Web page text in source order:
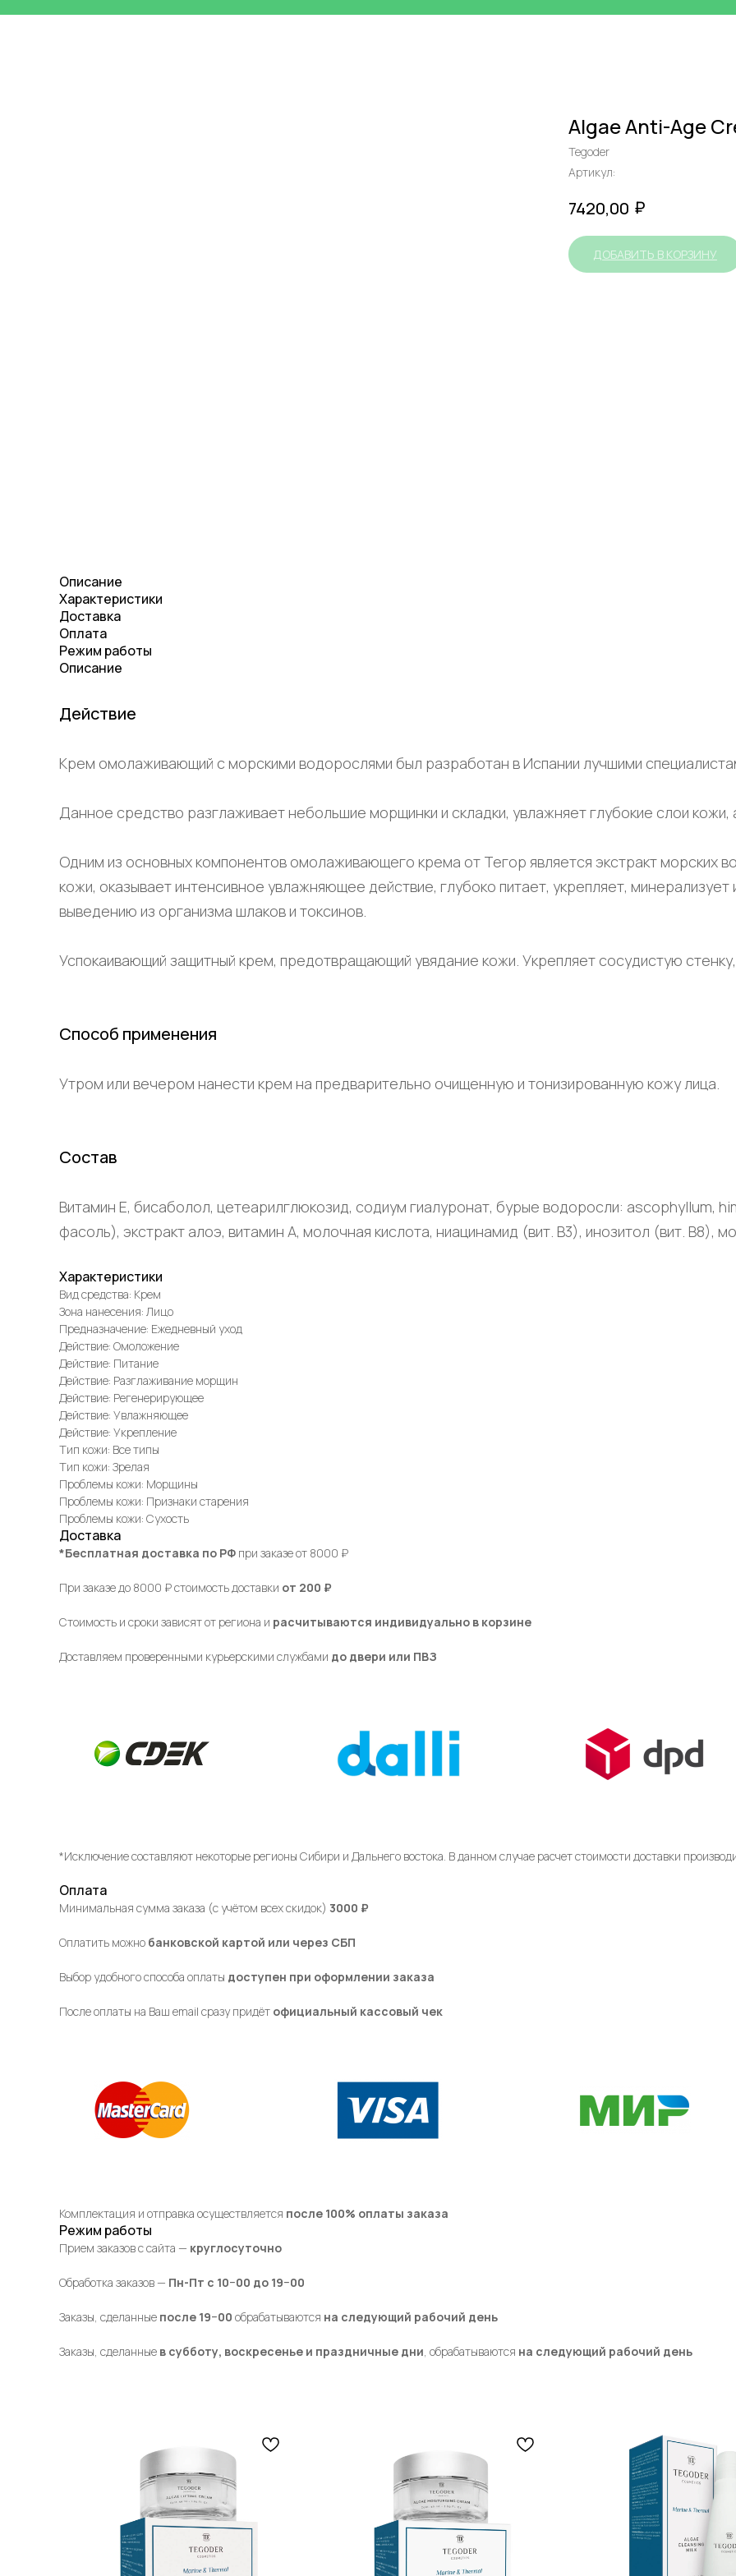
Algae Anti-Age
Tegoder
Артикул:
7420,00 ₽
ДОБАВИТЬ В КОРЗИНУ
Описание
Характеристики
Доставка
Оплата
Режим работы
Описание
Действие
Крем омолаживающий с морскими водорослями был разработан в Испании лучшими
Данное средство разглаживает небольшие морщинки и складки, увлажняет глубокие слои кожи,
Одним из основных компонентов омолаживающего крема от Тегор является экстракт морских
кожи, оказывает интенсивное увлажняющее действие, глубоко питает, укрепляет,
выведению из организма шлаков и токсинов.
Успокаивающий защитный крем, предотвращающий увядание кожи. Укрепляет сосудистую
Способ применения
Утром или вечером нанести крем на предварительно очищенную и тонизированную кожу лица.
Состав
Витамин Е, бисаболол, цетеарилглюкозид, содиум гиалуронат, бурые водоросли: аscophyllum,
фасоль), экстракт алоэ, витамин А, молочная кислота, ниацинамид (вит. В3), инозитол (вит. В8),
Характеристики
Вид средства: Крем
Зона нанесения: Лицо
Предназначение: Ежедневный уход
Действие: Омоложение
Действие: Питание
Действие: Разглаживание морщин
Действие: Регенерирующее
Действие: Увлажняющее
Действие: Укрепление
Тип кожи: Все типы
Тип кожи: Зрелая
Проблемы кожи: Морщины
Проблемы кожи: Признаки старения
Проблемы кожи: Сухость
Доставка
*Бесплатная доставка по РФ при заказе от 8000 ₽
При заказе до 8000 ₽ стоимость доставки от 200 ₽
Стоимость и сроки зависят от региона и расчитываются индивидуально в корзине
Доставляем проверенными курьерскими службами до двери или ПВЗ
*Исключение составляют некоторые регионы Сибири и Дальнего востока. В данном случае расчет стоимости доставки
Оплата
Минимальная сумма заказа (с учётом всех скидок) 3000 ₽
Оплатить можно банковской картой или через СБП
Выбор удобного способа оплаты доступен при оформлении заказа
После оплаты на Ваш email сразу придёт официальный кассовый чек
Комплектация и отправка осуществляется после 100% оплаты заказа
Режим работы
Прием заказов с сайта — круглосуточно
Обработка заказов — Пн-Пт с 10−00 до 19−00
Заказы, сделанные после 19−00 обрабатываются на следующий рабочий день
Заказы, сделанные в субботу, воскресенье и праздничные дни , обрабатываются на следующий рабочий день